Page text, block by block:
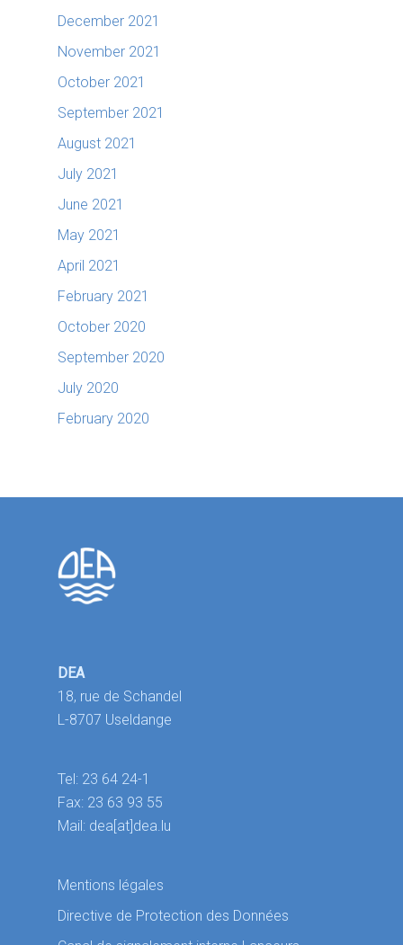
December 2021
November 2021
October 2021
September 2021
August 2021
July 2021
June 2021
May 2021
April 2021
February 2021
October 2020
September 2020
July 2020
February 2020
DEA
18, rue de Schandel
L-8707 Useldange
Tel: 23 64 24-1
Fax: 23 63 93 55
Mail: dea[at]dea.lu
Mentions légales
Directive de Protection des Données